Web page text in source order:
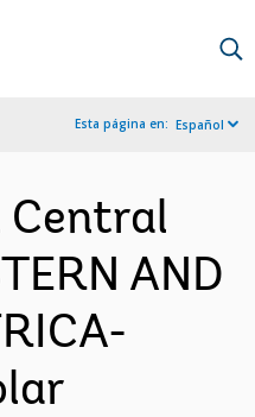
Esta página en: Español
Central
AND